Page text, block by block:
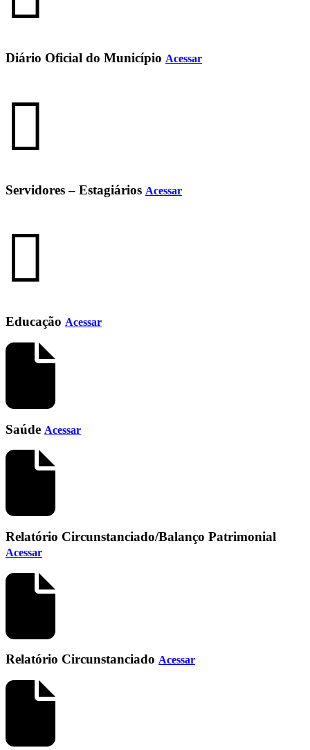
Diário Oficial do Município Acessar
Servidores – Estagiários Acessar
Educação Acessar
Saúde Acessar
Relatório Circunstanciado/Balanço Patrimonial
Acessar
Relatório Circunstanciado Acessar